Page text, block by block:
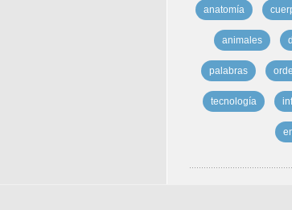
anatomía
animales
palabras
tecnología